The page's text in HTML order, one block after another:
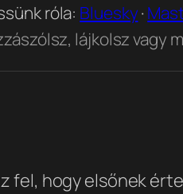
róla: Bluesky·
lájkolsz vagy
fel, hogy elsőnek